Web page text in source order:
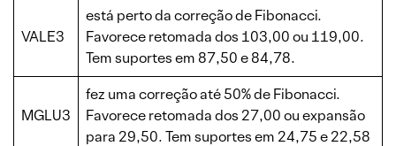
VALE3
está perto da correção de Fibonacci.
Favorece retomada dos 103,00 ou 119,00.
Tem suportes em 87,50 e 84,78.
MGLU3
fez uma correção até 50% de Fibonacci.
Favorece retomada dos 27,00 ou expansão
para 29,50. Tem suportes em 24,75 e 22,58